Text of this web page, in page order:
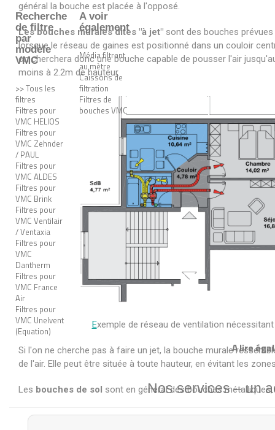
Recherche
de filtre
par
modèle
VMC
>> Tous les
filtres
Filtres pour
VMC HELIOS
Filtres pour
VMC Zehnder
/ PAUL
Filtres pour
VMC ALDES
Filtres pour
VMC Brink
Filtres pour
VMC Ventilair
/ Ventaxia
Filtres pour
VMC
Dantherm
Filtres pour
VMC France
Air
Filtres pour
VMC Unelvent
(Equation)
A voir
également
Média filtrant
au mètre
Caissons de
filtration
Filtres de
bouches VMC
A lire
Nos services – un
général la bouche est placée à l'opposé.
Les bouches murales dites "à jet" sont des bouches
lorsque le réseau de gaines est positionné dans un couloir
on cherchera donc une bouche capable de pousser l'air
moins à 2.2m de hauteur.
Exemple de réseau de ventilation
Si l'on ne cherche pas à faire un jet, la bouche murale
de l'air. Elle peut être située à toute hauteur, en évitant les
Les bouches de sol sont en général des bouches